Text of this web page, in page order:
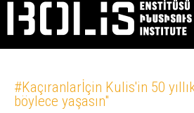
#Kaçıranlarİçin Kulis'in 50
böylece yaşasın"